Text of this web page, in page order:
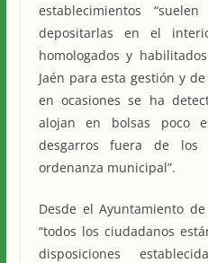
establecimientos
depositarlas en el
homologados y
Jaén para esta gestión y
en ocasiones se ha
alojan en bolsas poco
desgarros fuera de
ordenanza municipal”.
Desde el Ayuntamiento
“todos los ciudadanos
disposiciones